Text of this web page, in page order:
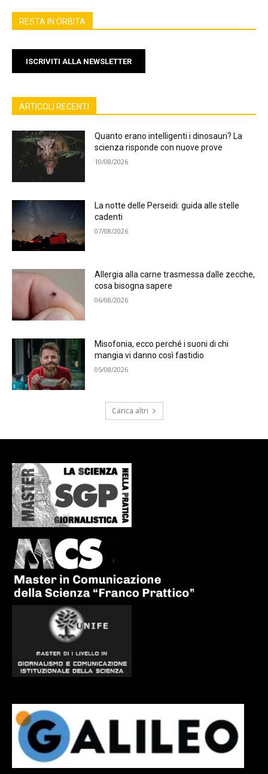
RESTA IN ORBITA
ISCRIVITI ALLA NEWSLETTER
ARTICOLI RECENTI
Quanto erano intelligenti i dinosauri? La
scienza risponde con nuove prove
10/08/2026
La notte delle Perseidi: guida alle stelle
cadenti
07/08/2026
Allergia alla carne trasmessa dalle zecche,
cosa bisogna sapere
06/08/2026
Misofonia, ecco perché i suoni di chi
mangia vi danno così fastidio
05/08/2026
Carica altri